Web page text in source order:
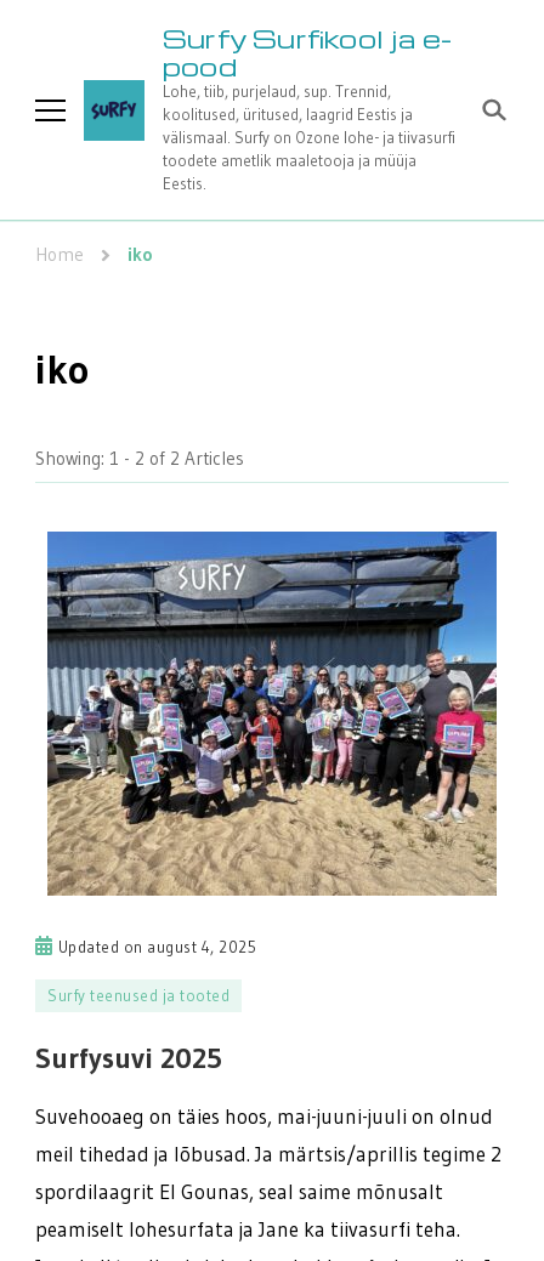
Surfy Surfikool ja e-
pood
Lohe, tiib, purjelaud, sup. Trennid,
koolitused, üritused, laagrid Eestis ja
välismaal. Surfy on Ozone lohe- ja tiivasurfi
toodete ametlik maaletooja ja müüja
Eestis.
Home iko
iko
Showing: 1 - 2 of 2 Articles
Updated on august 4, 2025
Surfy teenused ja tooted
Surfysuvi 2025
Suvehooaeg on täies hoos, mai-juuni-juuli on olnud
meil tihedad ja lõbusad. Ja märtsis/aprillis tegime 2
spordilaagrit El Gounas, seal saime mõnusalt
peamiselt lohesurfata ja Jane ka tiivasurfi teha.